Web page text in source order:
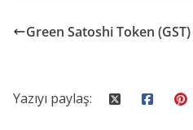
Green Satoshi Token
Yazıyı paylaş: